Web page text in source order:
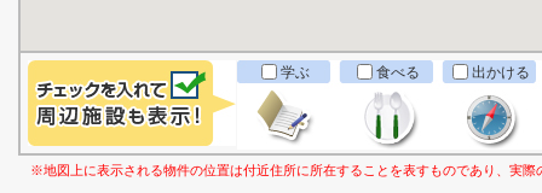
学ぶ 食べる 出かける
※地図上に表示される物件の位置は付近住所に所在することを表すものであり、実